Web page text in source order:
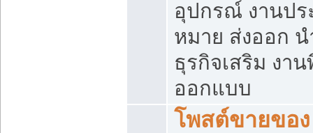
อุปกรณ์ งานป
หมาย ส่งออก น
ธุรกิจเสริม งา
ออกแบบ
โพสต์ขายของ